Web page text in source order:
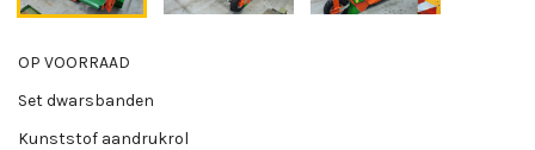
OP VOORRAAD
Set dwarsbanden
Kunststof aandrukrol